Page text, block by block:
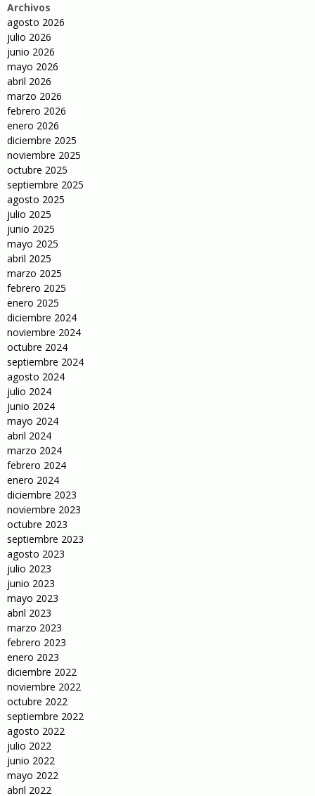
Archivos
agosto 2026
julio 2026
junio 2026
mayo 2026
abril 2026
marzo 2026
febrero 2026
enero 2026
diciembre 2025
noviembre 2025
octubre 2025
septiembre 2025
agosto 2025
julio 2025
junio 2025
mayo 2025
abril 2025
marzo 2025
febrero 2025
enero 2025
diciembre 2024
noviembre 2024
octubre 2024
septiembre 2024
agosto 2024
julio 2024
junio 2024
mayo 2024
abril 2024
marzo 2024
febrero 2024
enero 2024
diciembre 2023
noviembre 2023
octubre 2023
septiembre 2023
agosto 2023
julio 2023
junio 2023
mayo 2023
abril 2023
marzo 2023
febrero 2023
enero 2023
diciembre 2022
noviembre 2022
octubre 2022
septiembre 2022
agosto 2022
julio 2022
junio 2022
mayo 2022
abril 2022